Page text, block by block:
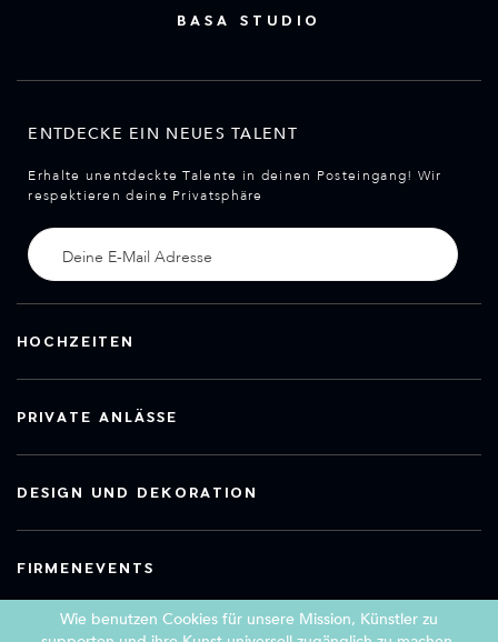
BASA STUDIO
ENTDECKE EIN NEUES TALENT
Erhalte unentdeckte Talente in deinen Posteingang! Wir
respektieren deine Privatsphäre
HOCHZEITEN
PRIVATE ANLÄSSE
DESIGN UND DEKORATION
FIRMENEVENTS
Wie benutzen Cookies für unsere Mission, Künstler zu